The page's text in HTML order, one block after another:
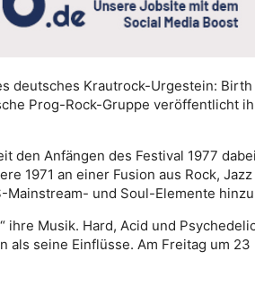
deutsches Krautrock-Urgestein: Birth
Prog-Rock-Gruppe veröffentlicht
den Anfängen des Festival 1977 dabei
1971 an einer Fusion aus Rock, Jazz
und Soul-Elemente
ihre Musik. Hard, Acid und
als seine Einflüsse. Am Freitag um 23